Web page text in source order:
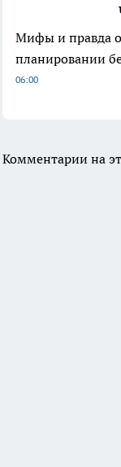
Мифы и правда
планировании
06:00
Комментарии на